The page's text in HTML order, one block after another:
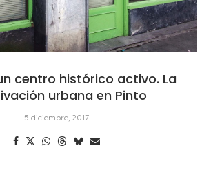
centro histórico activo. La
urbana en Pinto
5 diciembre, 2017